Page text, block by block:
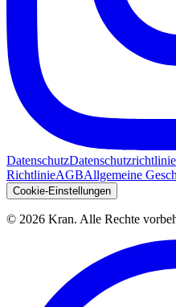
DatenschutzDatenschutzrichtlinie
RichtlinieAGBAllgemeine
Cookie-Einstellungen
© 2026 Kran. Alle Rechte